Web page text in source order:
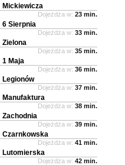
Mickiewicza
Dojeżdża w: 23 min.
6 Sierpnia
Dojeżdża w: 33 min.
Zielona
Dojeżdża w: 35 min.
1 Maja
Dojeżdża w: 36 min.
Legionów
Dojeżdża w: 37 min.
Manufaktura
Dojeżdża w: 38 min.
Zachodnia
Dojeżdża w: 39 min.
Czarnkowska
Dojeżdża w: 41 min.
Lutomierska
Dojeżdża w: 42 min.